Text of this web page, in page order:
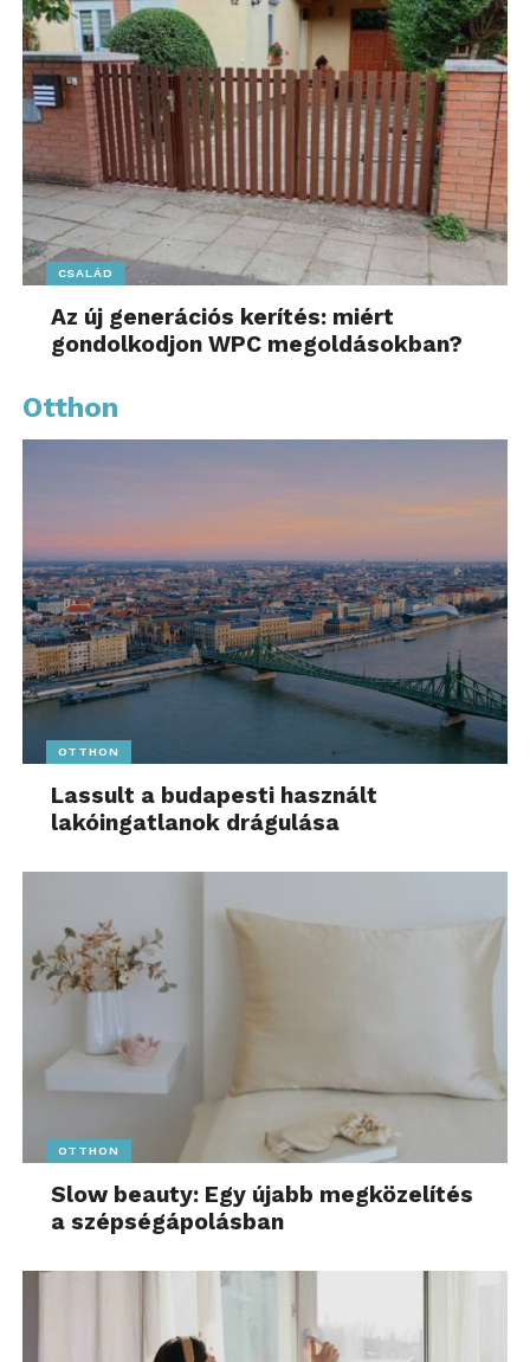
CSALÁD
Az új generációs kerítés: miért
gondolkodjon WPC megoldásokban?
Otthon
OTTHON
Lassult a budapesti használt
lakóingatlanok drágulása
OTTHON
Slow beauty: Egy újabb megközelítés
a szépségápolásban